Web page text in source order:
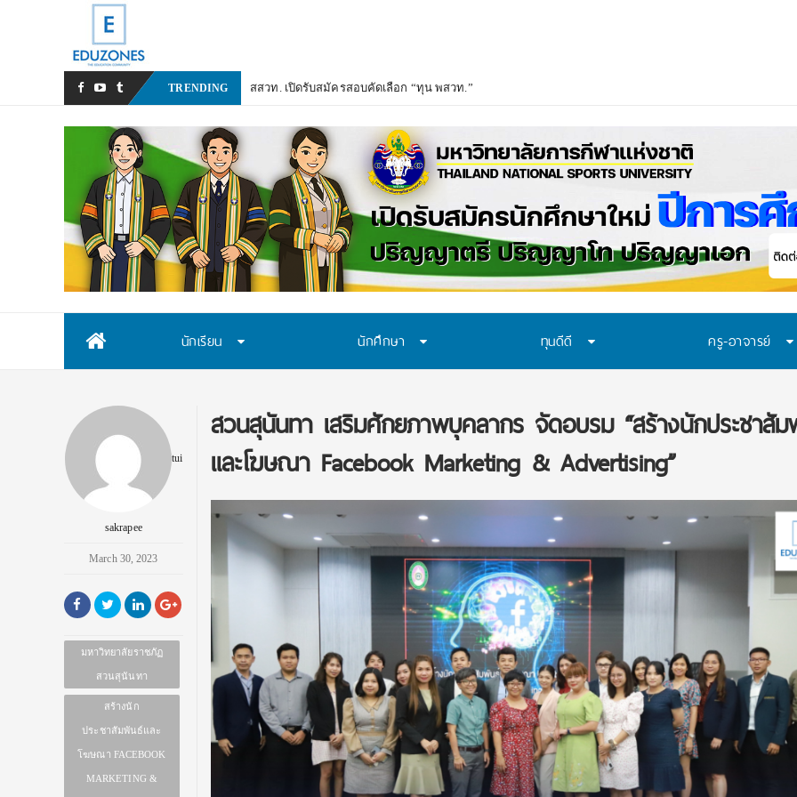
TRENDING สสวท. เปิดรับสมัครสอบคัดเลือก “ทุน พสวท.” และ “โครงการห้องเรียน พสวท.” ปีการศึกษา 2569 ชวน ม.3
นักเรียน นักศึกษา ทุนดีดี ครู-อาจารย์
tui
sakrapee
March 30, 2023
มหาวิทยาลัยราชภัฏ
สวนสุนันทา
สร้างนัก
ประชาสัมพันธ์และ
โฆษณา FACEBOOK
MARKETING &
สวนสุนันทา เสริมศักยภาพบุคลากร จัดอบรม “สร้างนักประชาสั
และโฆษณา Facebook Marketing & Advertising”